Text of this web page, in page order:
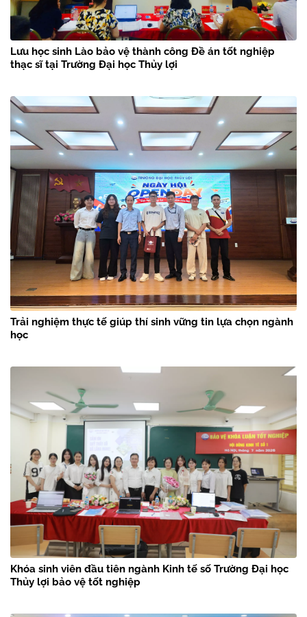
Lưu học sinh Lào bảo vệ thành công Đề án tốt nghiệp
thạc sĩ tại Trường Đại học Thủy lợi
Trải nghiệm thực tế giúp thí sinh vững tin lựa chọn ngành
học
Khóa sinh viên đầu tiên ngành Kinh tế số Trường Đại học
Thủy lợi bảo vệ tốt nghiệp